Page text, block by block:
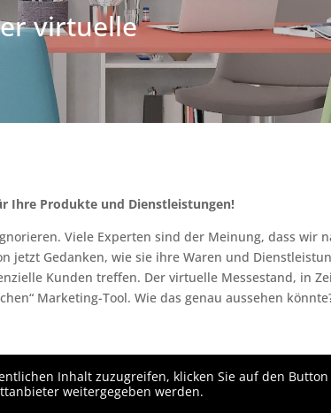
virtuelle
Ihre Produkte und Dienstleistungen!
Viele Experten sind der Meinung, dass wir
jetzt Gedanken, wie sie ihre Waren und
Kunden treffen. Der virtuelle Messestand, in
Marketing-Tool. Wie das genau aussehen
Inhalt zuzugreifen, klicken Sie auf den
weitergegeben werden.